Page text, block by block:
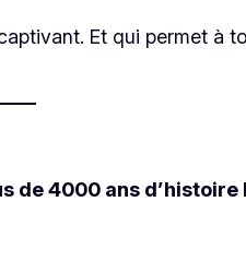
Et qui permet à
de 4000 ans d’histoire